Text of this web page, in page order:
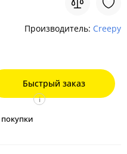
Производитель: Creepy
Быстрый заказ
покупки
i